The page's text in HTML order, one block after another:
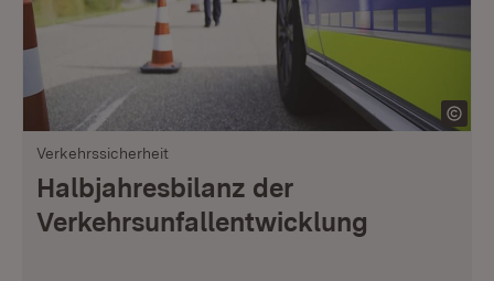
Verkehrssicherheit
Halbjahresbilanz der
Verkehrsunfallentwicklung